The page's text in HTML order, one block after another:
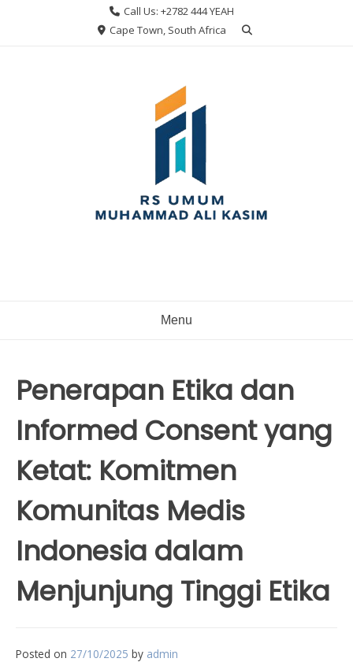
Call Us: +2782 444 YEAH
Cape Town, South Africa
Menu
Penerapan Etika dan
Informed Consent yang
Ketat: Komitmen
Komunitas Medis
Indonesia dalam
Menjunjung Tinggi Etika
Posted on 27/10/2025 by admin